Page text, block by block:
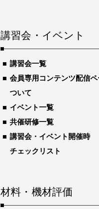
講習会・イベント
講習会一覧
会員専用コンテンツ配信
ついて
イベント一覧
共催研修一覧
講習会・イベント開催時
チェックリスト
材料・機材評価